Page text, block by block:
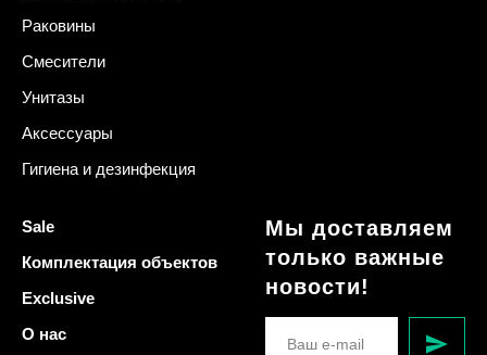
Раковины
Смесители
Унитазы
Аксессуары
Гигиена и дезинфекция
Sale
Комплектация объектов
Exclusive
О нас
Мы доставляем
только важные
новости!